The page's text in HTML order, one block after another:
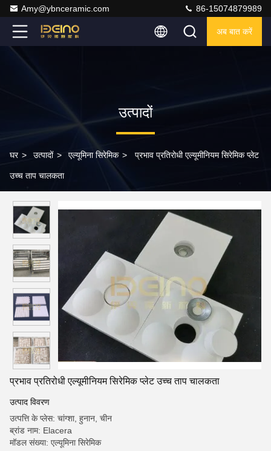
Amy@ybnceramic.com 86-15074879989
अब बात करें
उत्पादों
घर > उत्पादों > एल्यूमिना सिरेमिक > प्रभाव प्रतिरोधी एल्यूमीनियम सिरेमिक प्लेट
उच्च ताप चालकता
प्रभाव प्रतिरोधी एल्यूमीनियम सिरेमिक प्लेट उच्च ताप चालकता
उत्पाद विवरण
उत्पत्ति के प्लेस: चांग्शा, हुनान, चीन
ब्रांड नाम: Elacera
मॉडल संख्या: एल्यूमिना सिरेमिक